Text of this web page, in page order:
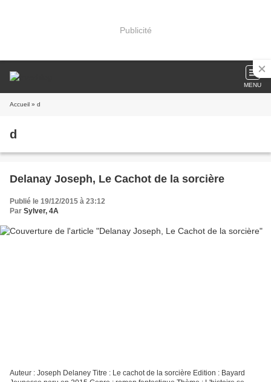
Publicité
MENU
Accueil » d
d
Delanay Joseph, Le Cachot de la sorcière
Publié le 19/12/2015 à 23:12
Par Sylver, 4A
Auteur : Joseph Delaney Titre : Le cachot de la sorcière Edition : Bayard